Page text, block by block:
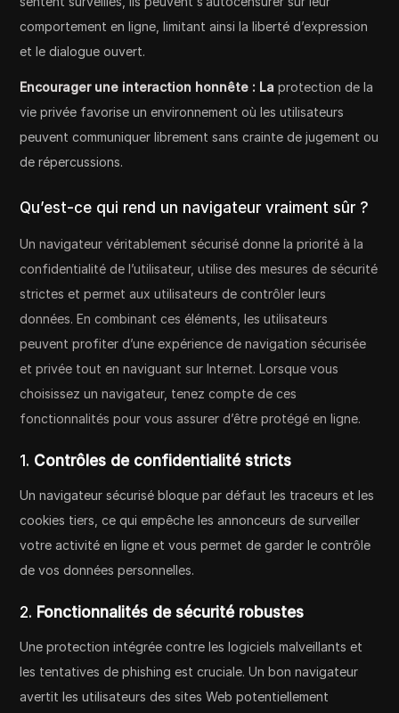
comportement en ligne, limitant ainsi la liberté d’expression
et le dialogue ouvert.
Encourager une interaction honnête : La protection de la
vie privée favorise un environnement où les utilisateurs
peuvent communiquer librement sans crainte de jugement ou
de répercussions.
Qu’est-ce qui rend un navigateur vraiment sûr ?
Un navigateur véritablement sécurisé donne la priorité à la
confidentialité de l’utilisateur, utilise des mesures de sécurité
strictes et permet aux utilisateurs de contrôler leurs
données. En combinant ces éléments, les utilisateurs
peuvent profiter d’une expérience de navigation sécurisée
et privée tout en naviguant sur Internet. Lorsque vous
choisissez un navigateur, tenez compte de ces
fonctionnalités pour vous assurer d’être protégé en ligne.
1. Contrôles de confidentialité stricts
Un navigateur sécurisé bloque par défaut les traceurs et les
cookies tiers, ce qui empêche les annonceurs de surveiller
votre activité en ligne et vous permet de garder le contrôle
de vos données personnelles.
2. Fonctionnalités de sécurité robustes
Une protection intégrée contre les logiciels malveillants et
les tentatives de phishing est cruciale. Un bon navigateur
avertit les utilisateurs des sites Web potentiellement